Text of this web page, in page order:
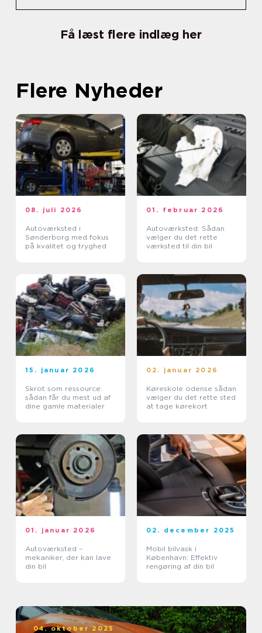
Få læst flere indlæg her
Flere Nyheder
08. juli 2026
Autoværksted i
Sønderborg med fokus
på kvalitet og tryghed
01. februar 2026
Autoværksted: Sådan
vælger du det rette
værksted til din bil
15. januar 2026
Skrot som ressource:
sådan får du mest ud af
dine gamle materialer
02. januar 2026
Køreskole odense sådan
vælger du det rette sted
at tage kørekort
01. januar 2026
Autoværksted –
mekaniker, der kan lave
din bil
02. december 2025
Mobil bilvask i
København: Effektiv
rengøring af din bil
04. oktober 2025